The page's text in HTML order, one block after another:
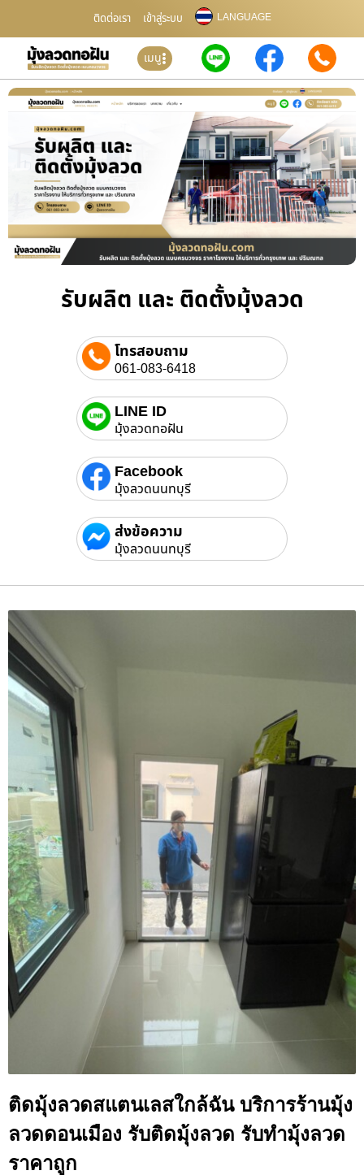
ติดต่อเรา เข้าสู่ระบบ LANGUAGE
เมนู
รับผลิต และ ติดตั้งมุ้งลวด
โทรสอบถาม
061-083-6418
LINE ID
มุ้งลวดทอฝัน
Facebook
มุ้งลวดนนทบุรี
ส่งข้อความ
มุ้งลวดนนทบุรี
ติดมุ้งลวดสแตนเลสใกล้ฉัน บริการร้านมุ้ง
ลวดดอนเมือง รับติดมุ้งลวด รับทำมุ้งลวด
ราคาถูก